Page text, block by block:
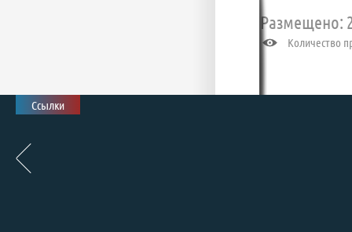
Размещено:
Количество
Ссылки